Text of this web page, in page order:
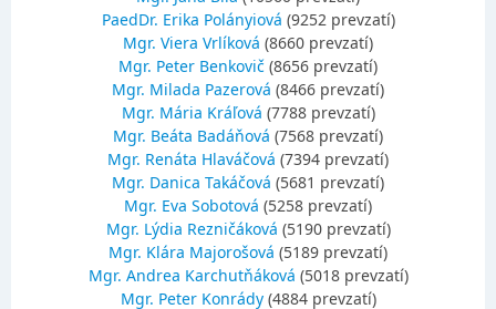
PaedDr. Erika Polányiová (9252 prevzatí)
Mgr. Viera Vrlíková (8660 prevzatí)
Mgr. Peter Benkovič (8656 prevzatí)
Mgr. Milada Pazerová (8466 prevzatí)
Mgr. Mária Kráľová (7788 prevzatí)
Mgr. Beáta Badáňová (7568 prevzatí)
Mgr. Renáta Hlaváčová (7394 prevzatí)
Mgr. Danica Takáčová (5681 prevzatí)
Mgr. Eva Sobotová (5258 prevzatí)
Mgr. Lýdia Rezničáková (5190 prevzatí)
Mgr. Klára Majorošová (5189 prevzatí)
Mgr. Andrea Karchutňáková (5018 prevzatí)
Mgr. Peter Konrády(4884 prevzatí)